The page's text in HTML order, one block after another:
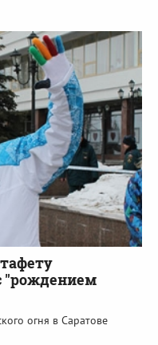
"рождением
огня в Саратове